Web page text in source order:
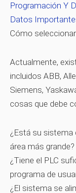
Programación Y
Datos
Cómo
Actualmente,
incluidos ABB,
Siemens,
cosas que debe
¿Está su sistema
área más grande?
¿Tiene el PLC
programa de
¿El sistema se